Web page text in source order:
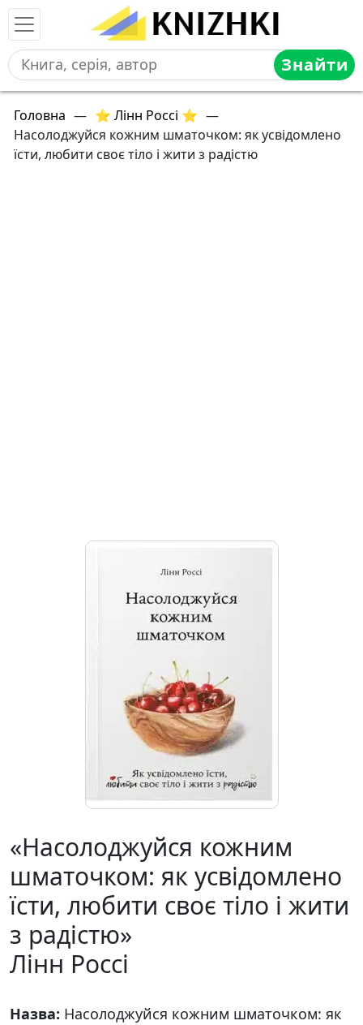
Знайти
Головна — ⭐ Лінн Россі ⭐ —
Насолоджуйся кожним шматочком: як усвідомлено
їсти, любити своє тіло і жити з радістю
«Насолоджуйся кожним
шматочком: як усвідомлено
їсти, любити своє тіло і жити
з радістю»
Лінн Россі
Назва: Насолоджуйся кожним шматочком: як